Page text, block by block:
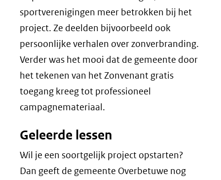
sportverenigingen meer betrokken bij het
project. Ze deelden bijvoorbeeld ook
persoonlijke verhalen over zonverbranding.
Verder was het mooi dat de gemeente door
het tekenen van het Zonvenant gratis
toegang kreeg tot professioneel
campagnemateriaal.
Geleerde lessen
Wil je een soortgelijk project opstarten?
Dan geeft de gemeente Overbetuwe nog